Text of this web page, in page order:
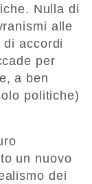
Nulla di
alle
accordi
per
a ben
politiche)
un nuovo
dei